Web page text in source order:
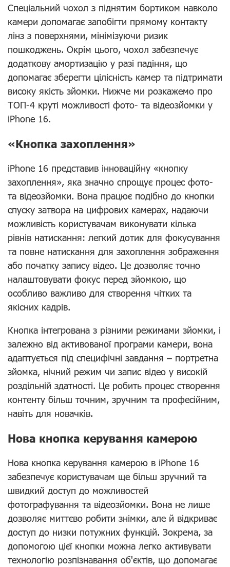
Спеціальний чохол з піднятим бортиком навколо
камери допомагає запобігти прямому контакту
лінз з поверхнями, мінімізуючи ризик
пошкоджень. Окрім цього, чохол забезпечує
додаткову амортизацію у разі падіння, що
допомагає зберегти цілісність камер та підтримати
високу якість зйомки. Нижче ми розкажемо про
ТОП-4 круті можливості фото- та відеозйомки у
iPhone 16.
«Кнопка захоплення»
iPhone 16 представив інноваційну «кнопку
захоплення», яка значно спрощує процес фото-
та відеозйомки. Вона працює подібно до кнопки
спуску затвора на цифрових камерах, надаючи
можливість користувачам виконувати кілька
рівнів натискання: легкий дотик для фокусування
та повне натискання для захоплення зображення
або початку запису відео. Це дозволяє точно
налаштовувати фокус перед зйомкою, що
особливо важливо для створення чітких та
якісних кадрів.
Кнопка інтегрована з різними режимами зйомки, і
залежно від активованої програми камери, вона
адаптується під специфічні завдання – портретна
зйомка, нічний режим чи запис відео у високій
роздільній здатності. Це робить процес створення
контенту більш точним, зручним та професійним,
навіть для новачків.
Нова кнопка керування камерою
Нова кнопка керування камерою в iPhone 16
забезпечує користувачам ще більш зручний та
швидкий доступ до можливостей
фотографування та відеозйомки. Вона не лише
дозволяє миттєво робити знімки, але й відкриває
доступ до низки потужних функцій. Зокрема, за
допомогою цієї кнопки можна легко активувати
технологію розпізнавання об'єктів, що допомагає